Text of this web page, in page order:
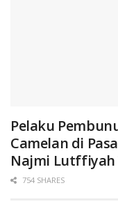
Pelaku
Camelan di
Najmi
754 SHARES